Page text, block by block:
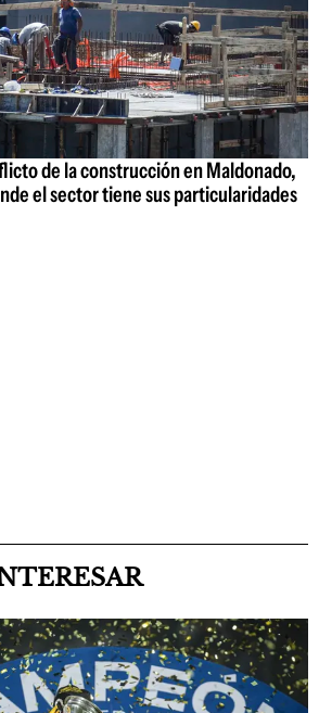
de la construcción en Maldonado,
el sector tiene sus particularidades